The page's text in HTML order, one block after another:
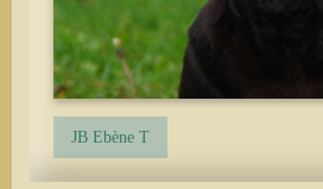
JB Ebène T